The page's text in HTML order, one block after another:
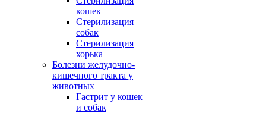
кошек
Стерилизация
собак
Стерилизация
хорька
Болезни желудочно-
кишечного тракта у
животных
Гастрит у кошек
и собак